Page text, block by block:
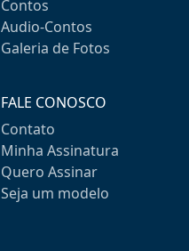
Contos
Audio-Contos
Galeria de Fotos
FALE CONOSCO
Contato
Minha Assinatura
Quero Assinar
Seja um modelo